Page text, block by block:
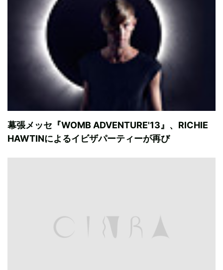
幕張メッセ『WOMB ADVENTURE'13』、RICHIE
HAWTINによるイビザパーティーが再び